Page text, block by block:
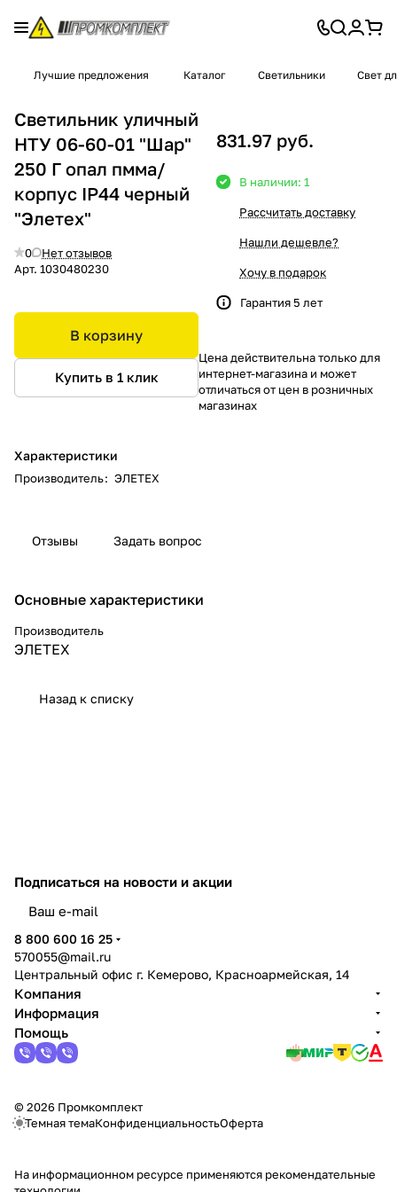
Лучшие предложения Каталог Светильники Свет
Светильник уличный
НТУ 06-60-01 "Шар"
250 Г опал пмма/
корпус IP44 черный
"Элетех"
0
Нет отзывов
Арт. 1030480230
В корзину
Купить в 1 клик
Характеристики
Производитель: ЭЛЕТЕХ
831.97 руб.
В наличии: 1
Рассчитать доставку
Нашли дешевле?
Хочу в подарок
Гарантия 5 лет
Цена действительна только для
интернет-магазина и может
отличаться от цен в розничных
магазинах
Отзывы Задать вопрос
Основные характеристики
Производитель
ЭЛЕТЕХ
Назад к списку
Подписаться на новости и акции
8 800 600 16 25
570055@mail.ru
Центральный офис г. Кемерово, Красноармейская, 14
Компания
Информация
Помощь
© 2026 Промкомплект
Темная темаКонфиденциальностьОферта
На информационном ресурсе применяются рекомендательные